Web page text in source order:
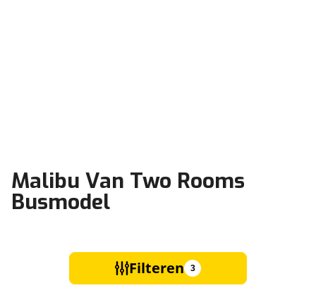
Malibu Van Two Rooms
Busmodel
Filteren 3